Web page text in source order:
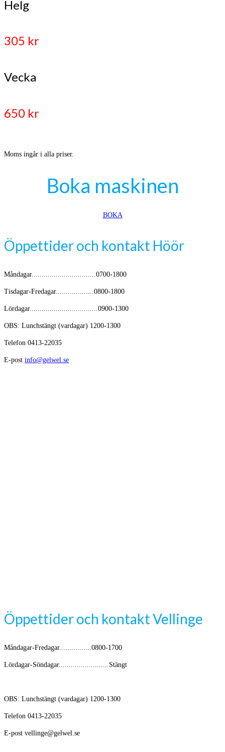
Helg
305 kr
Vecka
650 kr
Moms ingår i alla priser.
Boka maskinen
BOKA
Öppettider och kontakt Höör
Måndagar................................0700-1800
Tisdagar-Fredagar...................0800-1800
Lördagar..................................0900-1300
OBS: Lunchstängt (vardagar) 1200-1300
Telefon 0413-22035
E-post info@gelwel.se
Öppettider och kontakt Vellinge
Måndagar-Fredagar................0800-1700
Lördagar-Söndagar.........................Stängt
OBS: Lunchstängt (vardagar) 1200-1300
Telefon 0413-22035
E-post vellinge@gelwel.se